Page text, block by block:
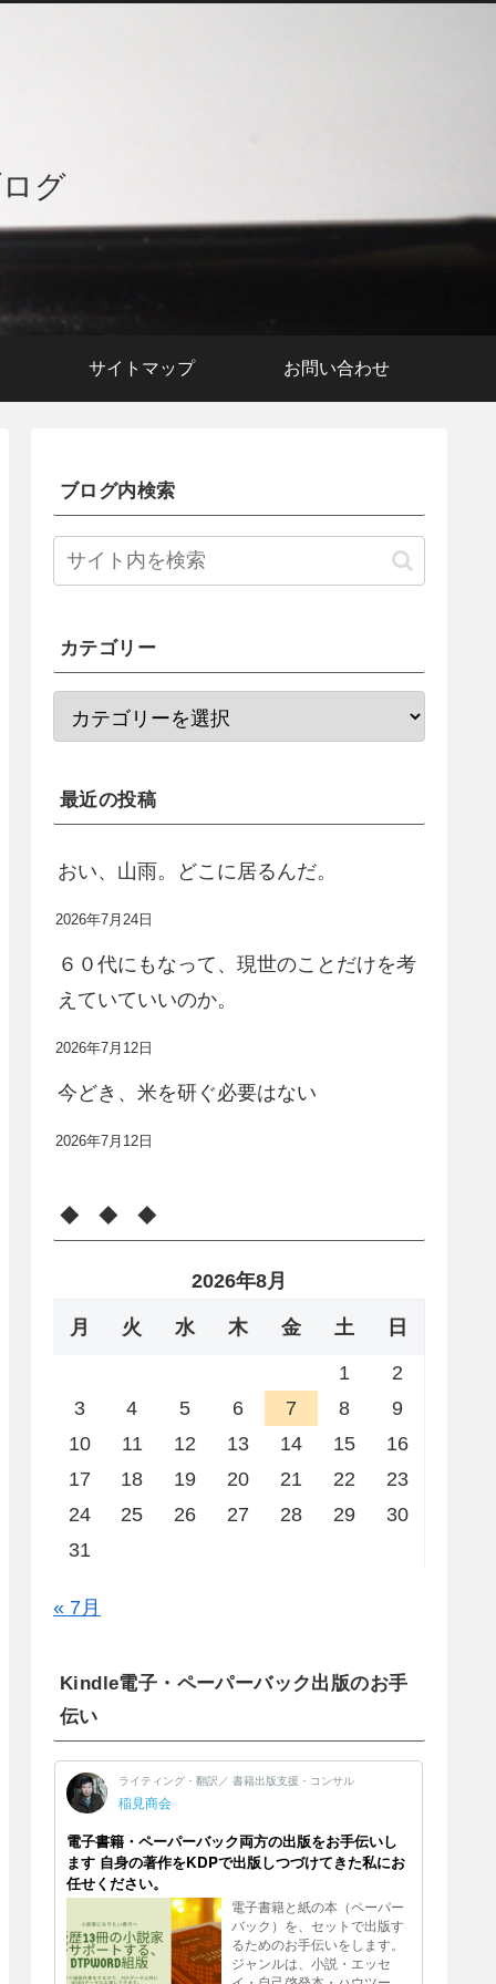
グ
サイトマップ お問い合わせ
ブログ内検索
カテゴリー
最近の投稿
おい、山雨。どこに居るんだ。
2026年7月24日
６０代にもなって、現世のことだけを考
えていていいのか。
2026年7月12日
今どき、米を研ぐ必要はない
2026年7月12日
◆ ◆ ◆
2026年8月
月 火 水 木 金 土 日
1
2
3
4 5 6 7 8
9
10
11 12 13 14 15
16
17
18 19 20 21 22
23
24
25 26 27 28 29
30
31
« 7月
Kindle電子・ペーパーバック出版のお手
伝い